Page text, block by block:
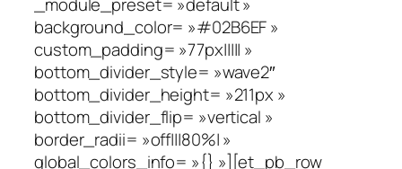
background_color= »#02B6EF »
custom_padding= »77px||||| »
bottom_divider_style= »wave2″
bottom_divider_height= »211px »
bottom_divider_flip= »vertical »
border_radii= »off|||80%| »
global_colors_info= »{} »][et_pb_row